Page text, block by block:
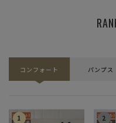
コンフォート パンプス